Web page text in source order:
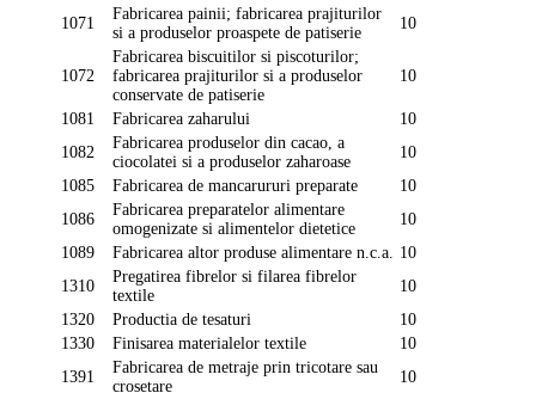
1071
Fabricarea painii; fabricarea prajiturilor
si a produselor proaspete de patiserie
10
1072
Fabricarea biscuitilor si piscoturilor;
fabricarea prajiturilor si a produselor
conservate de patiserie
10
1081 Fabricarea zaharului
10
1082
Fabricarea produselor din cacao, a
ciocolatei si a produselor zaharoase
10
1085
Fabricarea de mancarururi preparate
10
1086
Fabricarea preparatelor alimentare
omogenizate si alimentelor dietetice
10
1089
Fabricarea altor produse alimentare n.c.a.
10
1310
Pregatirea fibrelor si filarea fibrelor
textile
10
1320
Productia de tesaturi
10
1330
Finisarea materialelor textile
10
1391
Fabricarea de metraje prin tricotare sau
crosetare
10